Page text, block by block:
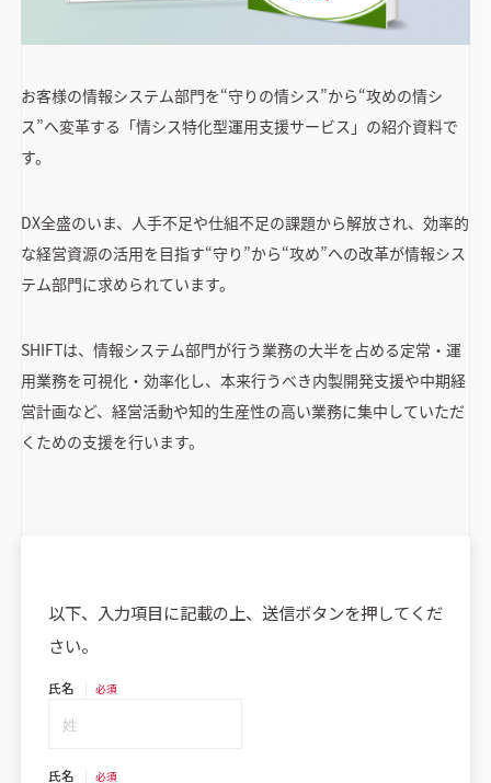
お客様の情報システム部門を“守りの情シス”から“攻めの情シ
ス”へ変革する「情シス特化型運用支援サービス」の紹介資料で
す。
DX全盛のいま、人手不足や仕組不足の課題から解放され、効率的
な経営資源の活用を目指す“守り”から“攻め”への改革が情報シス
テム部門に求められています。
SHIFTは、情報システム部門が行う業務の大半を占める定常・運
用業務を可視化・効率化し、本来行うべき内製開発支援や中期経
営計画など、経営活動や知的生産性の高い業務に集中していただ
くための支援を行います。